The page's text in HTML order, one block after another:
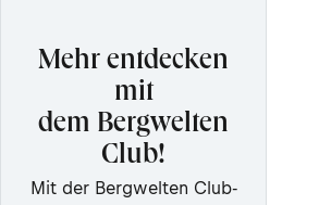
Mehr entdecken
mit
dem Bergwelten
Club!
Mit der Bergwelten Club-